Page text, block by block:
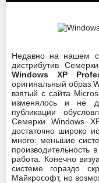
Недавно на нашем
дистрибутив
Windows XP
оригинальный образ
взятый с сайта
изменялось и не
публикации
Семерки Windows
достаточно широко
много: меньшие
производительность
работа. Конечно
системе гораздо
Майкрософт, но